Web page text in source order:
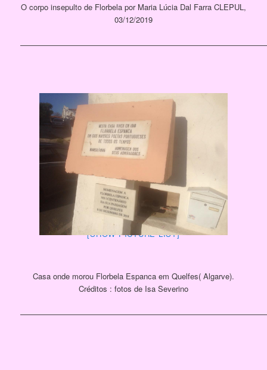
O corpo insepulto de Florbela por Maria Lúcia Dal Farra CLEPUL,
03/12/2019
[SHOW PICTURE LIST]
Casa onde morou Florbela Espanca em Quelfes( Algarve).
Créditos : fotos de Isa Severino